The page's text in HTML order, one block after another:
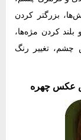
بزرگتر کردن
کردن مژه‌ها،
تغییر رنگ